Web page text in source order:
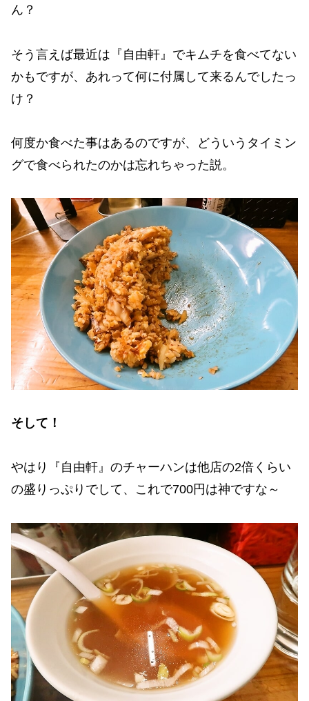
ん？
そう言えば最近は『自由軒』でキムチを食べてない
かもですが、あれって何に付属して来るんでしたっ
け？
何度か食べた事はあるのですが、どういうタイミン
グで食べられたのかは忘れちゃった説。
そして！
やはり『自由軒』のチャーハンは他店の2倍くらい
の盛りっぷりでして、これで700円は神ですな～